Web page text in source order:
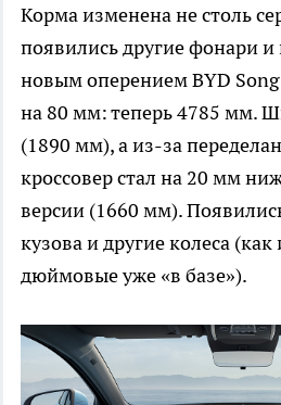
Корма изменена не столь
появились другие фонари
новым оперением BYD Song
на 80 мм: теперь 4785 мм.
(1890 мм), а из-за
кроссовер стал на 20 мм
версии (1660 мм).
кузова и другие колеса
дюймовые уже «в базе»).